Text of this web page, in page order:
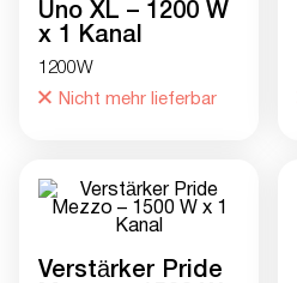
Uno XL – 1200 W
x 1 Kanal
1200W
Nicht mehr lieferbar
Verstärker Pride